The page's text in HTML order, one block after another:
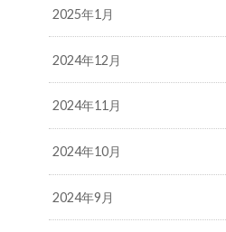
2025年1月
2024年12月
2024年11月
2024年10月
2024年9月